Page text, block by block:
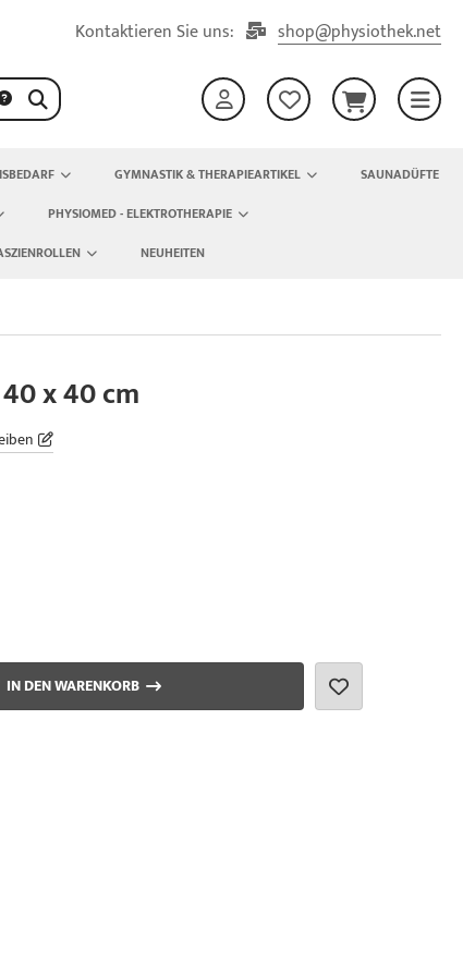
Kontaktieren Sie uns: shop@physiothek.net
GYMNASTIK & THERAPIEARTIKEL
SAUNADÜFTE
PHYSIOMED - ELEKTROTHERAPIE
NEUHEITEN
x 40 cm
IN DEN WARENKORB